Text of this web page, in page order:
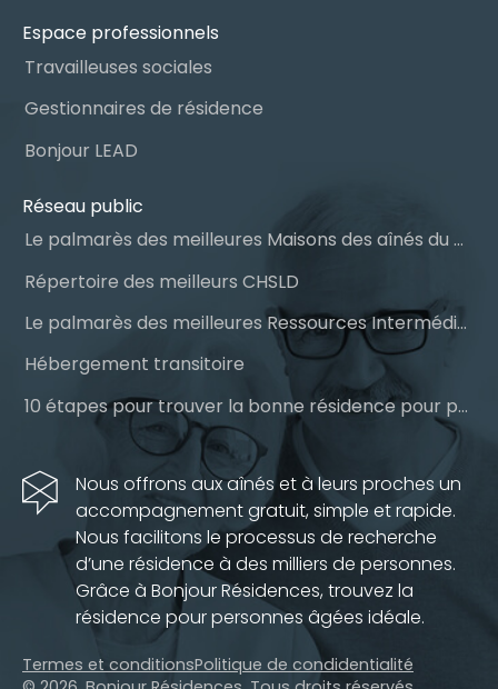
Espace professionnels
Travailleuses sociales
Gestionnaires de résidence
Bonjour LEAD
Réseau public
Le palmarès des meilleures Maisons des aînés du Québec
Répertoire des meilleurs CHSLD
Le palmarès des meilleures Ressources Intermédiaires (RI)
Hébergement transitoire
10 étapes pour trouver la bonne résidence pour personnes âgées
Nous offrons aux aînés et à leurs proches un
accompagnement gratuit, simple et rapide.
Nous facilitons le processus de recherche
d’une résidence à des milliers de personnes.
Grâce à Bonjour Résidences, trouvez la
résidence pour personnes âgées idéale.
Termes et conditionsPolitique de condidentialité